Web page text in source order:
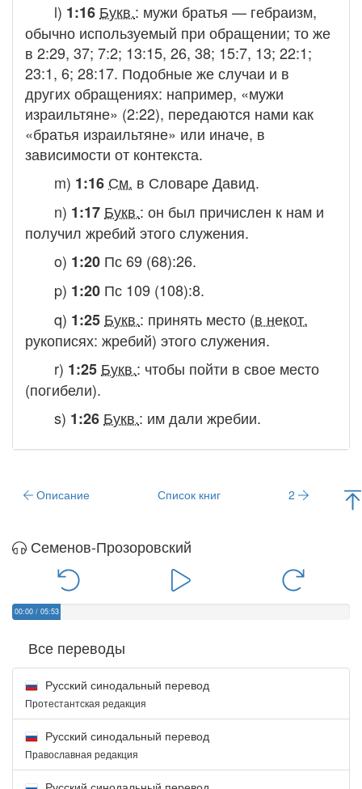
l) 1:16 Букв.: мужи братья — гебраизм,
обычно используемый при обращении; то же
в 2:29, 37; 7:2; 13:15, 26, 38; 15:7, 13; 22:1;
23:1, 6; 28:17. Подобные же случаи и в
других обращениях: например, «мужи
израильтяне» (2:22), передаются нами как
«братья израильтяне» или иначе, в
зависимости от контекста.
m) 1:16 См. в СловареДавид.
n) 1:17 Букв.: он был причислен к нам и
получил жребий этого служения.
o) 1:20 Пс 69 (68):26.
p) 1:20 Пс 109 (108):8.
q) 1:25 Букв.: принять место (в некот.
рукописях: жребий) этого служения.
r) 1:25 Букв.: чтобы пойти в свое место
(погибели).
s) 1:26 Букв.: им дали жребии.
Описание Список книг 2
Семенов-Прозоровский
00:00 / 05:53
Все переводы
Русский синодальный перевод
Протестантская редакция
Русский синодальный перевод
Православная редакция